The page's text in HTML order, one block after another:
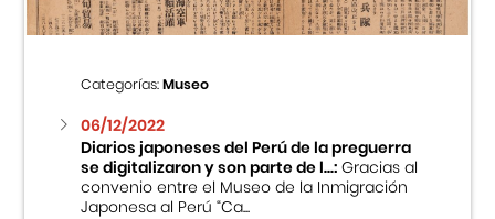
Categorías:Museo
06/12/2022
Diarios japoneses del Perú de la preguerra
se digitalizaron y son parte de l...:Gracias al
convenio entre el Museo de la Inmigración
Japonesa al Perú “Ca...